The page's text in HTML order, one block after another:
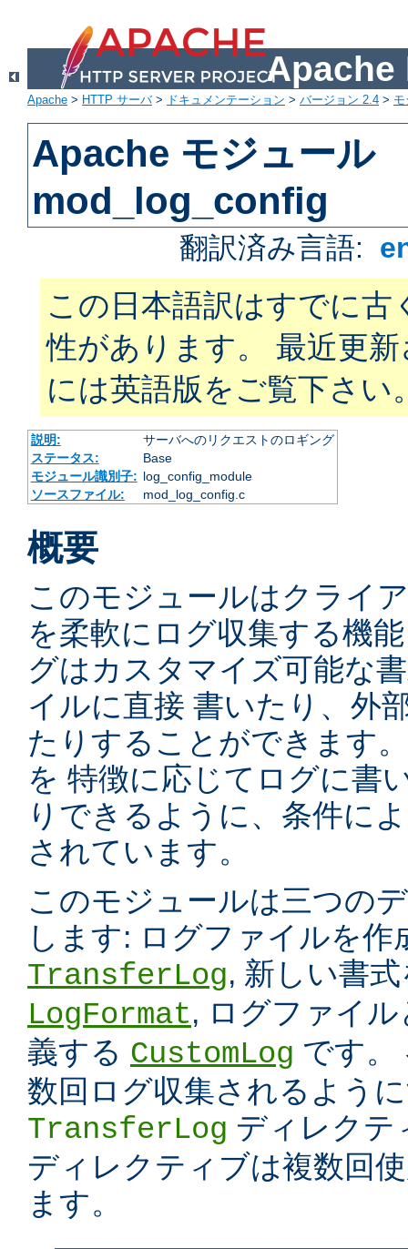
Apache
Apache > HTTP サーバ> ドキュメンテーション > バージョン 2.4 >
Apache モジュール
mod_log_config
翻訳済み言語:
この日本語訳はすでに古
性があります。 最近更
には英語版をご覧下さい
説明:
サーバへのリクエストのロギング
ステータス:
Base
モジュール識別子: log_config_module
ソースファイル:
mod_log_config.c
概要
このモジュールはクライ
を柔軟にログ収集する機
グはカスタマイズ可能な
イルに直接 書いたり、外
たりすることができます
を 特徴に応じてログに書
りできるように、条件に
されています。
このモジュールは三つの
します: ログファイルを作
TransferLog, 新しい書
LogFormat, ログファイ
義する CustomLog です。
数回ログ収集されるよう
TransferLog ディレク
ディレクティブは複数回
ます。